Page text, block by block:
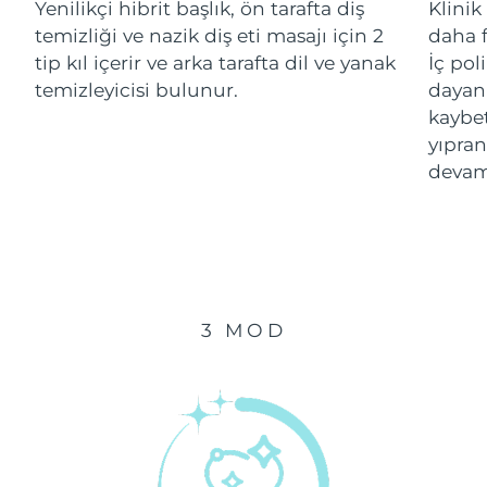
Yenilikçi hibrit başlık, ön tarafta diş
temizliği ve nazik diş eti masajı için 2
tip kıl içerir ve arka tarafta dil ve yanak
temizleyicisi bulunur.
Klinik
daha
İç
3 MOD
Çin Makao ÖİB Tahmini teslim tarihi ১১/৮/২৬
Malezya ১২/৮/২৬
৯/৮/২৬
Tahmini teslim tarihi
Tahmini teslim tarihi